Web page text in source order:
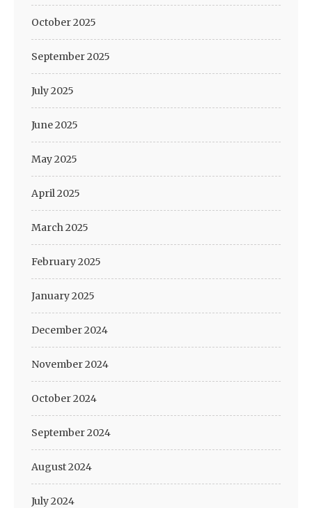
October 2025
September 2025
July 2025
June 2025
May 2025
April 2025
March 2025
February 2025
January 2025
December 2024
November 2024
October 2024
September 2024
August 2024
July 2024